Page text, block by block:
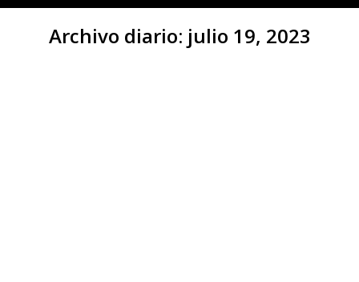
Archivo diario: julio 19, 2023